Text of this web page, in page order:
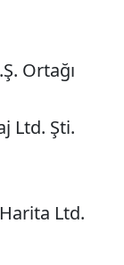
Ortağı
Ltd. Şti.
Ltd.